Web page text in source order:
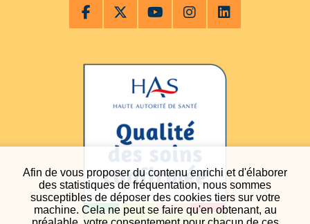
Afin de vous proposer du contenu enrichi et d'élaborer
des statistiques de fréquentation, nous sommes
susceptibles de déposer des cookies tiers sur votre
machine. Cela ne peut se faire qu'en obtenant, au